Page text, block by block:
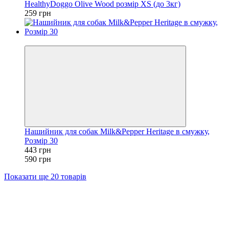
HealthyDoggo Olive Wood розмір XS (до 3кг)
259 грн
Нашийник для собак Milk&Pepper Heritage в смужку,
Розмір 30
443 грн
590 грн
Показати ще 20 товарів